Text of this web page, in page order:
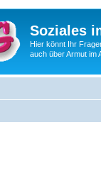
Soziales
Hier könnt Ihr
auch über Armut im